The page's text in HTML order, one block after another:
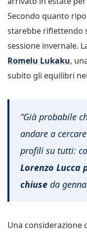
Secondo quanto
starebbe riflettendo
sessione invernale.
Romelu Lukaku,
subito gli equilibri
“Già probabile
andare a
profili su tutti:
Lorenzo Lucca
chiuse da
Una considerazione